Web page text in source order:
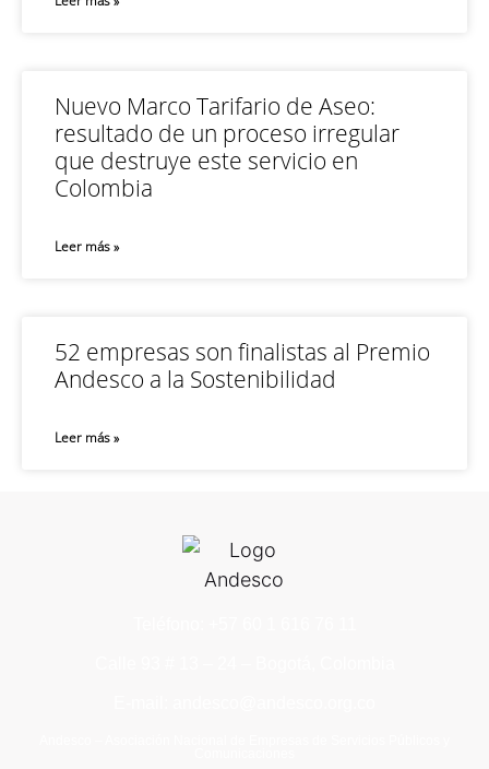
Nuevo Marco Tarifario de Aseo:
resultado de un proceso irregular
que destruye este servicio en
Colombia
Leer más »
52 empresas son finalistas al Premio
Andesco a la Sostenibilidad
Leer más »